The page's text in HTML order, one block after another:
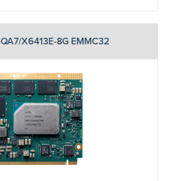
X6413E-8G EMMC32